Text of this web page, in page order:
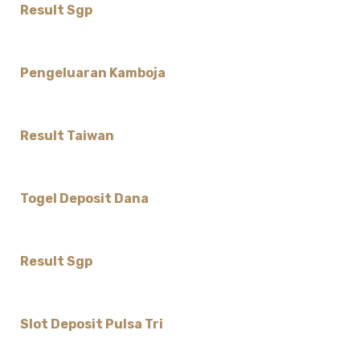
Result Sgp
Pengeluaran Kamboja
Result Taiwan
Togel Deposit Dana
Result Sgp
Slot Deposit Pulsa Tri